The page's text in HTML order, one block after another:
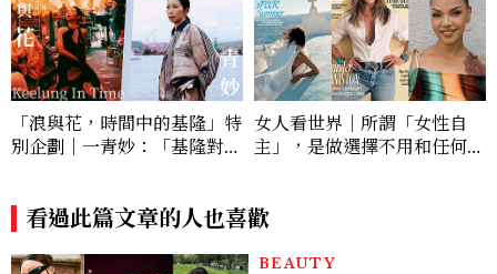
「浪與花，時間中的基隆」特
別企劃｜一青妙：「基隆對我
女人看世界｜所謂「女性自
主」，是做選擇不用和任何人
看過此篇文章的人也喜歡
BEAUTY